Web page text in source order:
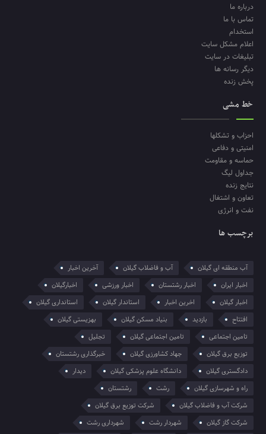
درباره ما
تماس با ما
استخدام
اعلام مشکل سایت
تبلیغات در سایت
دیگر رسانه ها
پخش زنده
خط مشی
احزاب و تشکلها
امنیتی و دفاعی
حماسه و مقاومت
جداول لیگ
نتایج زنده
تعاون و اشتغال
نفت و انرژی
برچسب ها
آب منطقه ای گیلان آب و فاضلاب گیلان
آخرین اخبار
اخبار ایران
اخبار رشتستان اخبار ورزشی
اخبارگیلان
اخبار گیلان
اخرین اخبار استاندار گیلان
استانداری گیلان
افتتاح
بازدید بنیاد مسکن گیلان
بهزیستی گیلان
تامین اجتماعی
تامین اجتماعی گیلان
تجلیل
توزیع برق گیلان
جهاد کشاورزی گیلان
خبرگذاری رشتستان
دادگستری گیلان
دانشگاه علوم پزشکی گیلان
دیدار
راه و شهرسازی گیلان
رشت
رشتستان
شرکت آب و فاضلاب گیلان
شرکت توزیع برق گیلان
شرکت گاز گیلان
شهردار رشت شهرداری رشت